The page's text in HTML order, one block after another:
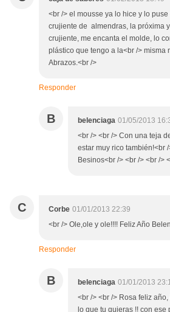
<br /> el mousse ya lo hice y lo
crujiente de almendras, la próxima
crujiente, me encanta el molde, lo
plástico que tengo a la<br /> misma
Abrazos.<br />
Responder
B belenciaga 01/05/2013
<br /> <br /> Con una teja
estar muy rico también!<br
Besinos<br /> <br /> <br />
C Corbe 01/01/2013 22:39
<br /> Ole,ole y ole!!!! Feliz Año
Responder
B belenciaga 01/01/2013
<br /> <br /> Rosa feliz
lo que tu quieras !! con